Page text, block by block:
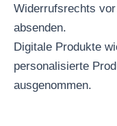
Widerrufsrechts
absenden.
Digitale Produkte
personalisierte
ausgenommen.